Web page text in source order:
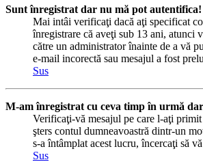
Sunt înregistrat dar nu mă pot autentifica!
Mai intâi verificaţi dacă aţi specificat
înregistrare că aveţi sub 13 ani, atunci
către un administrator înainte de a vă
e-mail incorectă sau mesajul a fost
Sus
M-am înregistrat cu ceva timp în urmă
Verificaţi-vă mesajul pe care l-aţi
şters contul dumneavoastră dintr-un
s-a întâmplat acest lucru, încercaţi să
Sus